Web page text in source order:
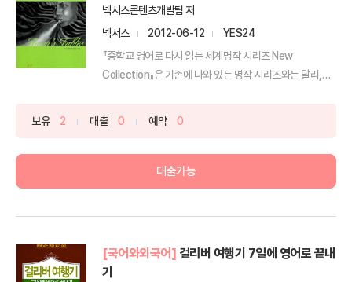
넥서스콘텐츠개발팀 저
넥서스
2012-06-12
YES24
『중학교 영어로 다시 읽는 세계명작 시리즈 New
Collection』은 기존에 나와 있는 명작 시리즈와는 달리,
보유 2 대출 0 예약 0
대출가능
[국어와외국어] 걸리버 여행기 7일에 영어로 끝내
기